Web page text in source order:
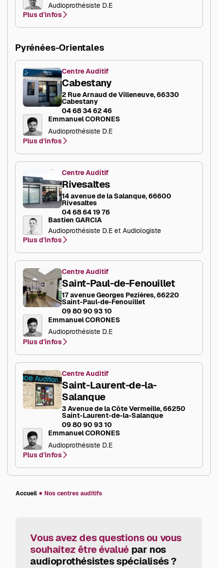
Audioprothésiste D.E
Plus d’infos
Pyrénées-Orientales
Centre Auditif
Cabestany
2 Rue Arnaud de Villeneuve, 66330
Cabestany
04 68 34 62 46
Emmanuel CORONES
Audioprothésiste D.E
Plus d’infos
Centre Auditif
Rivesaltes
14 avenue de la Salanque, 66600
Rivesaltes
04 68 64 19 76
Bastien GARCIA
Audioprothésiste D.E et Audiologiste
Plus d’infos
Centre Auditif
Saint-Paul-de-Fenouillet
17 avenue Georges Pezières, 66220
Saint-Paul-de-Fenouillet
09 80 90 93 10
Emmanuel CORONES
Audioprothésiste D.E
Plus d’infos
Centre Auditif
Saint-Laurent-de-la-
Salanque
3 Avenue de la Côte Vermeille, 66250
Saint-Laurent-de-la-Salanque
09 80 90 93 10
Emmanuel CORONES
Audioprothésiste D.E
Plus d’infos
Accueil Nos centres auditifs
Vous avez des questions ou vous
souhaitez être évalué par nos
audioprothésistes spécialisés ?